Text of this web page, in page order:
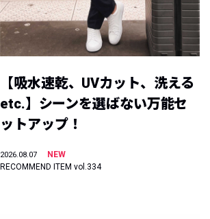
【吸水速乾、UVカット、洗える
etc.】シーンを選ばない万能セ
ットアップ！
2026.08.07
NEW
RECOMMEND ITEM vol.334